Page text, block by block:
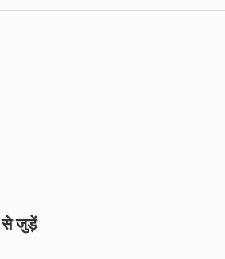
से जुड़ें